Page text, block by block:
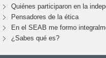
Quiénes participaron en la
Pensadores de la ética
En el SEAB me formo
¿Sabes qué es?